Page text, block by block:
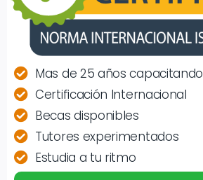
Mas de 25 años capacitando
Certificación Internacional
Becas disponibles
Tutores experimentados
Estudia a tu ritmo